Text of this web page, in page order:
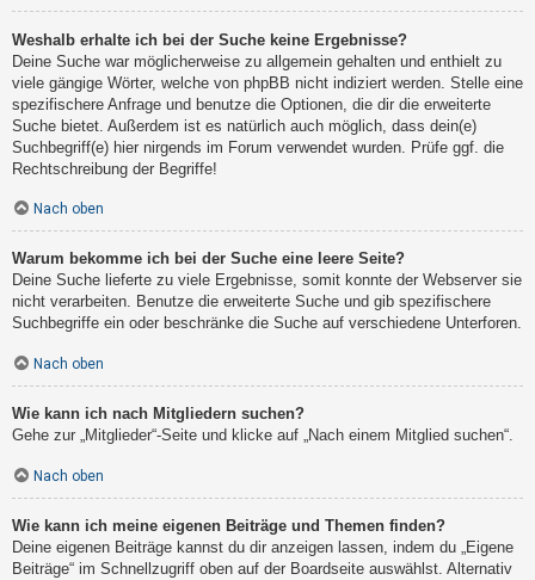
Weshalb erhalte ich bei der Suche keine Ergebnisse?
Deine Suche war möglicherweise zu allgemein gehalten und enthielt zu
viele gängige Wörter, welche von phpBB nicht indiziert werden. Stelle eine
spezifischere Anfrage und benutze die Optionen, die dir die erweiterte
Suche bietet. Außerdem ist es natürlich auch möglich, dass dein(e)
Suchbegriff(e) hier nirgends im Forum verwendet wurden. Prüfe ggf. die
Rechtschreibung der Begriffe!
Nach oben
Warum bekomme ich bei der Suche eine leere Seite?
Deine Suche lieferte zu viele Ergebnisse, somit konnte der Webserver sie
nicht verarbeiten. Benutze die erweiterte Suche und gib spezifischere
Suchbegriffe ein oder beschränke die Suche auf verschiedene Unterforen.
Nach oben
Wie kann ich nach Mitgliedern suchen?
Gehe zur „Mitglieder“-Seite und klicke auf „Nach einem Mitglied suchen“.
Nach oben
Wie kann ich meine eigenen Beiträge und Themen finden?
Deine eigenen Beiträge kannst du dir anzeigen lassen, indem du „Eigene
Beiträge“ im Schnellzugriff oben auf der Boardseite auswählst. Alternativ